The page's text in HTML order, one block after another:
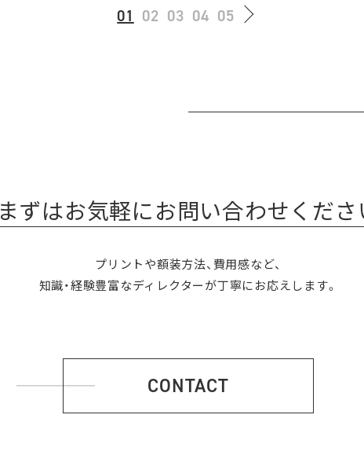
01 02 03 04 05
まずはお気軽にお問い合わせくださ
プリントや額装方法、費用感など、
知識・経験豊富なディレクターが丁寧にお応えします。
CONTACT